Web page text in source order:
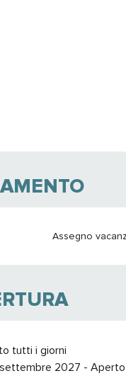
Assegno
tutti i giorni
2027 -